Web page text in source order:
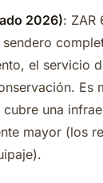
2026): ZAR
el servicio
Es
una
mayor (los